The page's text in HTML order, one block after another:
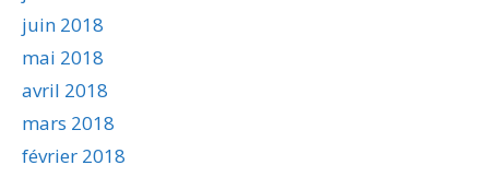
juin 2018
mai 2018
avril 2018
mars 2018
février 2018